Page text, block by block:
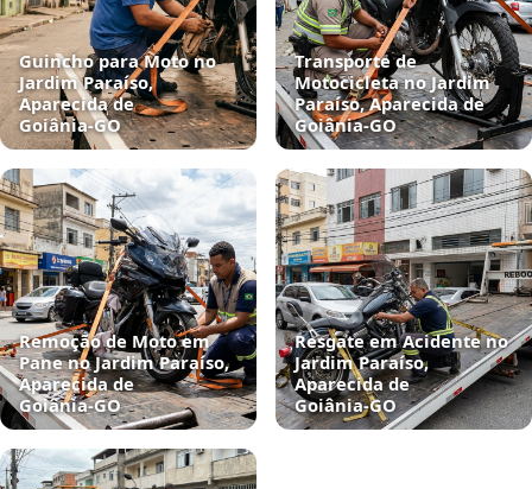
Guincho para Moto no
Jardim Paraíso,
Aparecida de
Goiânia‑GO
Transporte de
Motocicleta no Jardim
Paraíso, Aparecida de
Goiânia‑GO
Remoção de Moto em
Pane no Jardim Paraíso,
Aparecida de
Goiânia‑GO
Resgate em Acidente no
Jardim Paraíso,
Aparecida de
Goiânia‑GO